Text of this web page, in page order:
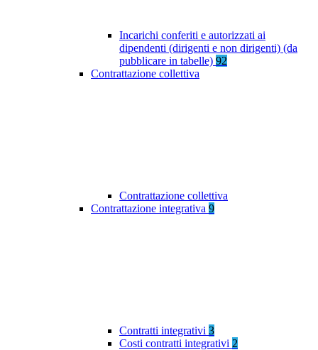
Incarichi conferiti e autorizzati ai
dipendenti (dirigenti e non dirigenti) (da
pubblicare in tabelle) 92
Contrattazione collettiva
Contrattazione collettiva
Contrattazione integrativa 9
Contratti integrativi 3
Costi contratti integrativi 2